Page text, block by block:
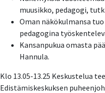
muusikko, pedagogi,
Oman näkökulmansa
pedagogina
Kansanpukua omasta
Hannula.
Klo 13.05-13.25 Keskustelua
Edistämiskeskuksen